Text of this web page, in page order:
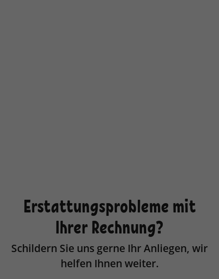
Erstattungsprobleme mit
Ihrer Rechnung?
Schildern Sie uns gerne Ihr Anliegen, wir
helfen Ihnen weiter.